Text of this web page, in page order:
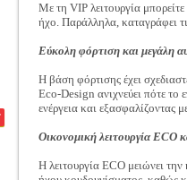
Με τη VIP λειτουργία
ήχο. Παράλληλα, καταγράφει
Εύκολη φόρτιση και μεγάλη
Η βάση φόρτισης έχει
Eco-Design ανιχνεύει πότε το
ενέργεια και εξασφαλίζοντας
Οικονομική λειτουργία ECO
Η λειτουργία ECO μειώνει